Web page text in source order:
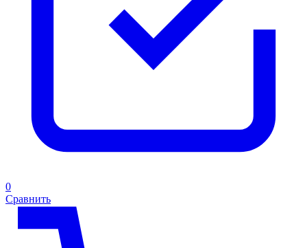
0
Сравнить